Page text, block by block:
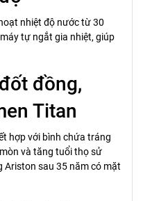
nhiệt độ nước từ 30
tự ngắt gia nhiệt, giúp
đồng,
Titan
hợp với bình chứa tráng
và tăng tuổi thọ sử
sau 35 năm có mặt